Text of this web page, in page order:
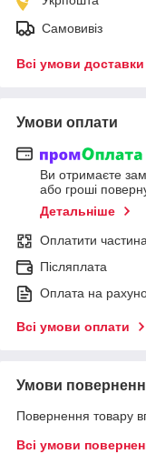
Самовивіз
Всі умови доставки
Умови оплати
Ви отримаєте
або гроші
Детальніше
Оплатити
Післяплата
Оплата на
Всі умови оплати
Умови
Повернення товару
Всі умови